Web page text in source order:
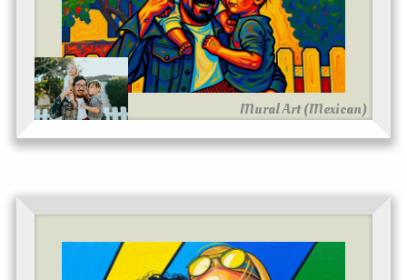
Mural Art (Mexican)